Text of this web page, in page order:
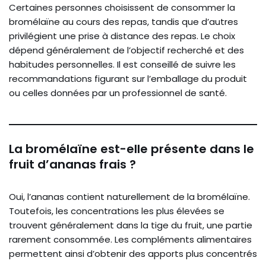
Certaines personnes choisissent de consommer la
bromélaïne au cours des repas, tandis que d’autres
privilégient une prise à distance des repas. Le choix
dépend généralement de l’objectif recherché et des
habitudes personnelles. Il est conseillé de suivre les
recommandations figurant sur l’emballage du produit
ou celles données par un professionnel de santé.
La bromélaïne est-elle présente dans le
fruit d’ananas frais ?
Oui, l’ananas contient naturellement de la bromélaïne.
Toutefois, les concentrations les plus élevées se
trouvent généralement dans la tige du fruit, une partie
rarement consommée. Les compléments alimentaires
permettent ainsi d’obtenir des apports plus concentrés